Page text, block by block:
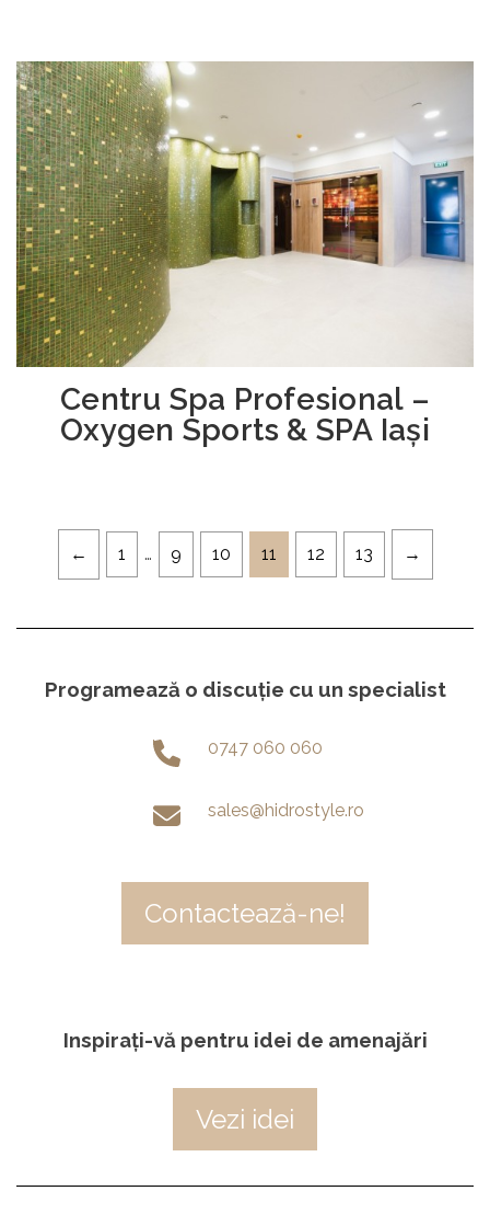
Centru Spa Profesional –
Oxygen Sports & SPA Iași
1 … 9 10 11 12 13
Programează o discuție cu un specialist
0747 060 060
sales@hidrostyle.ro
Contactează-ne!
Inspirați-vă pentru idei de amenajări
Vezi idei